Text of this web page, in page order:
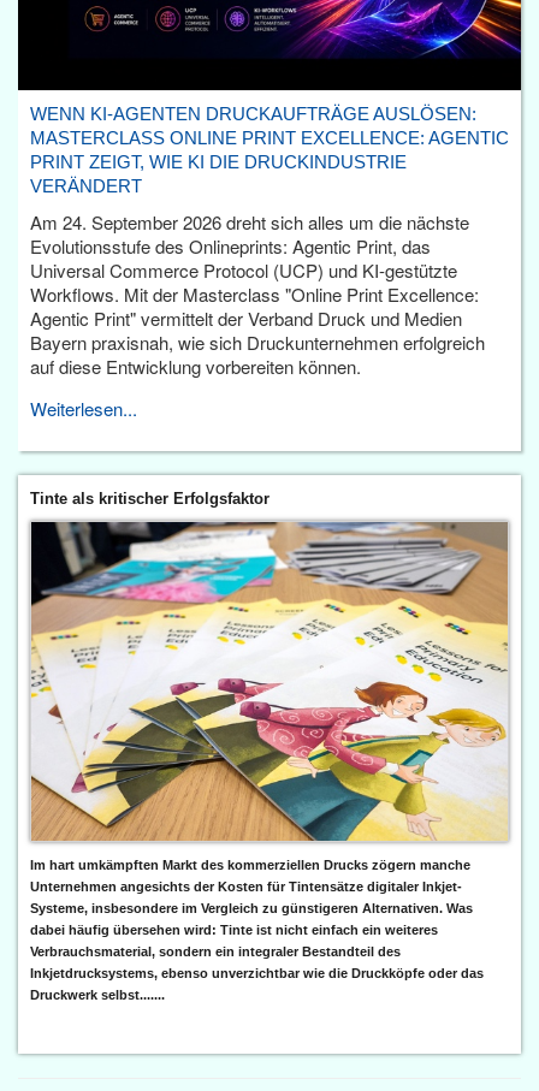
WENN KI-AGENTEN DRUCKAUFTRÄGE AUSLÖSEN:
MASTERCLASS ONLINE PRINT EXCELLENCE: AGENTIC
PRINT ZEIGT, WIE KI DIE DRUCKINDUSTRIE
VERÄNDERT
Am 24. September 2026 dreht sich alles um die nächste
Evolutionsstufe des Onlineprints: Agentic Print, das
Universal Commerce Protocol (UCP) und KI-gestützte
Workflows. Mit der Masterclass "Online Print Excellence:
Agentic Print" vermittelt der Verband Druck und Medien
Bayern praxisnah, wie sich Druckunternehmen erfolgreich
auf diese Entwicklung vorbereiten können.
Weiterlesen...
Tinte als kritischer Erfolgsfaktor
Im hart umkämpften Markt des kommerziellen Drucks zögern manche
Unternehmen angesichts der Kosten für Tintensätze digitaler Inkjet-
Systeme, insbesondere im Vergleich zu günstigeren Alternativen. Was
dabei häufig übersehen wird: Tinte ist nicht einfach ein weiteres
Verbrauchsmaterial, sondern ein integraler Bestandteil des
Inkjetdrucksystems, ebenso unverzichtbar wie die Druckköpfe oder das
Druckwerk selbst.......